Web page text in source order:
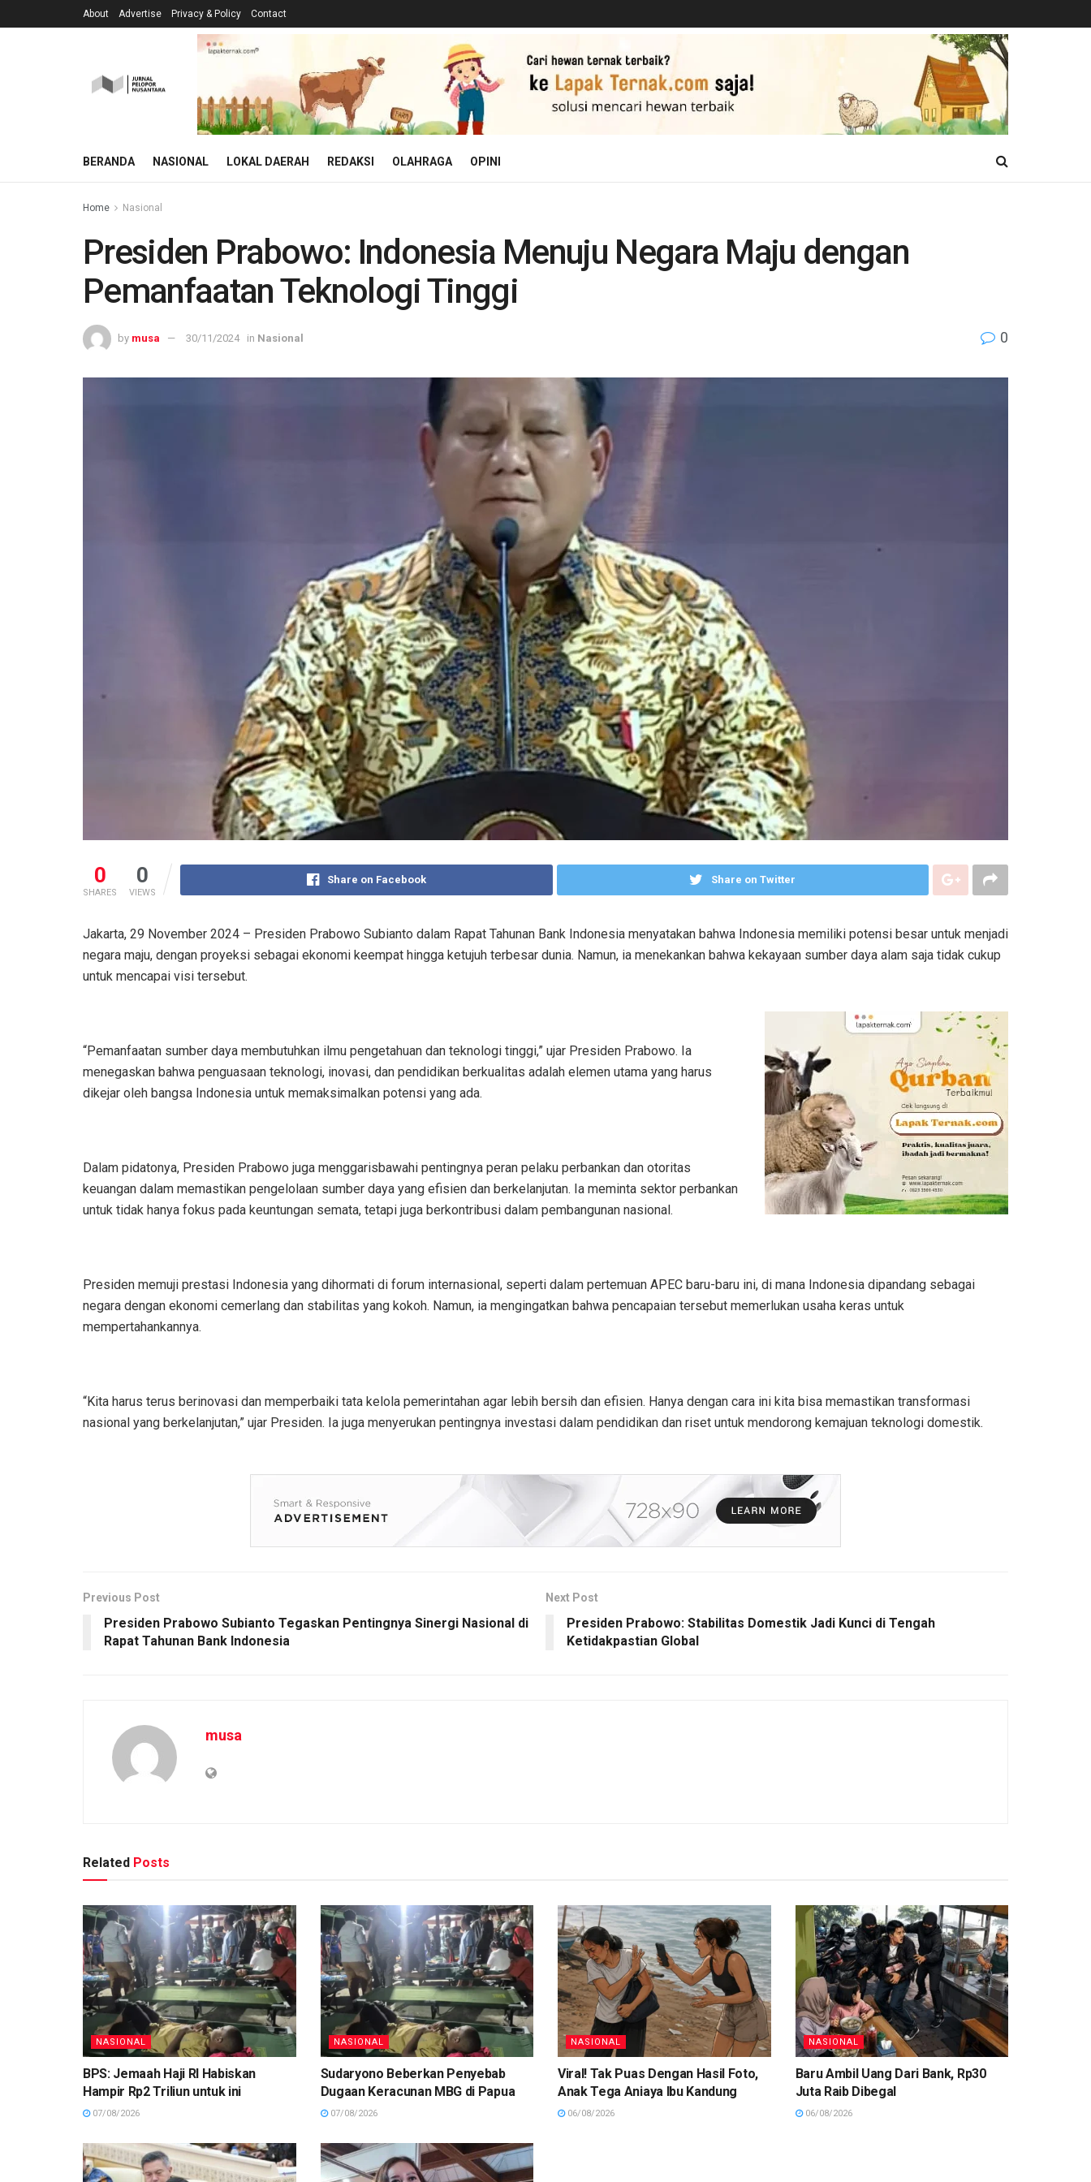
About Advertise Privacy & Policy Contact
BERANDA NASIONAL LOKAL DAERAH REDAKSI OLAHRAGA OPINI
Home Nasional
Presiden Prabowo: Indonesia Menuju Negara Maju dengan
Pemanfaatan Teknologi Tinggi
by musa 30/11/2024 in Nasional 0
0
SHARES
0
VIEWS
Share on Facebook Share on Twitter
Jakarta, 29 November 2024 – Presiden Prabowo Subianto dalam Rapat Tahunan Bank Indonesia menyatakan bahwa Indonesia memiliki potensi besar untuk menjadi
negara maju, dengan proyeksi sebagai ekonomi keempat hingga ketujuh terbesar dunia. Namun, ia menekankan bahwa kekayaan sumber daya alam saja tidak cukup
untuk mencapai visi tersebut.
“Pemanfaatan sumber daya membutuhkan ilmu pengetahuan dan teknologi tinggi,” ujar Presiden Prabowo. Ia
menegaskan bahwa penguasaan teknologi, inovasi, dan pendidikan berkualitas adalah elemen utama yang harus
dikejar oleh bangsa Indonesia untuk memaksimalkan potensi yang ada.
Dalam pidatonya, Presiden Prabowo juga menggarisbawahi pentingnya peran pelaku perbankan dan otoritas
keuangan dalam memastikan pengelolaan sumber daya yang efisien dan berkelanjutan. Ia meminta sektor perbankan
untuk tidak hanya fokus pada keuntungan semata, tetapi juga berkontribusi dalam pembangunan nasional.
Presiden memuji prestasi Indonesia yang dihormati di forum internasional, seperti dalam pertemuan APEC baru-baru ini, di mana Indonesia dipandang sebagai
negara dengan ekonomi cemerlang dan stabilitas yang kokoh. Namun, ia mengingatkan bahwa pencapaian tersebut memerlukan usaha keras untuk
mempertahankannya.
“Kita harus terus berinovasi dan memperbaiki tata kelola pemerintahan agar lebih bersih dan efisien. Hanya dengan cara ini kita bisa memastikan transformasi
nasional yang berkelanjutan,” ujar Presiden. Ia juga menyerukan pentingnya investasi dalam pendidikan dan riset untuk mendorong kemajuan teknologi domestik.
Previous Post
Presiden Prabowo Subianto Tegaskan Pentingnya Sinergi Nasional di
Rapat Tahunan Bank Indonesia
Next Post
Presiden Prabowo: Stabilitas Domestik Jadi Kunci di Tengah
Ketidakpastian Global
musa
Related Posts
NASIONAL
BPS: Jemaah Haji RI Habiskan
Hampir Rp2 Triliun untuk ini
07/08/2026
NASIONAL
Sudaryono Beberkan Penyebab
Dugaan Keracunan MBG di Papua
07/08/2026
NASIONAL
Viral! Tak Puas Dengan Hasil Foto,
Anak Tega Aniaya Ibu Kandung
06/08/2026
NASIONAL
Baru Ambil Uang Dari Bank, Rp30
Juta Raib Dibegal
06/08/2026